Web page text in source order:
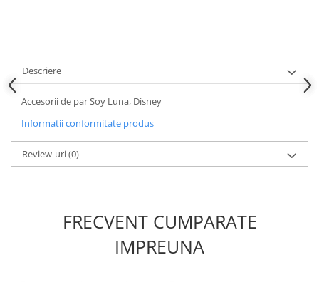
Cadouri pentru sportivi
Cadouri Pensionare
Cadouri Colegi, sefi sau angajati
Cadouri pentru Sfânta Maria
Martisoare
Descriere
Accesorii de par Soy Luna, Disney
Informatii conformitate produs
Review-uri(0)
FRECVENT CUMPARATE
IMPREUNA